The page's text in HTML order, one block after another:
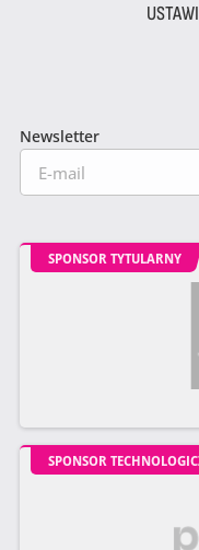
Newsletter
SPONSOR TYTULARNY
SPONSOR